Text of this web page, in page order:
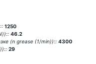
1250
46.2
(n grease (1/min)):: 4300
29